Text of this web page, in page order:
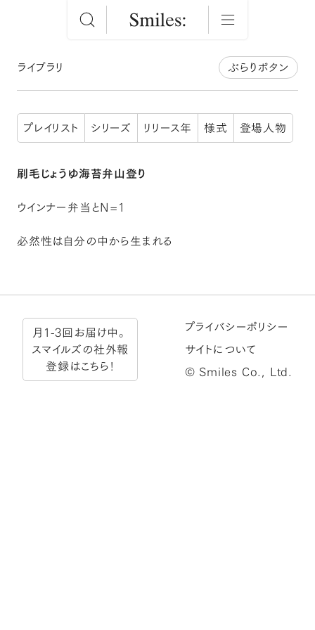
ライブラリ ぶらりボタン
プレイリスト シリーズ リリース年 様式 登場人物
刷毛じょうゆ海苔弁山登り
ウインナー弁当とN=1
必然性は自分の中から生まれる
月1-3回お届け中。
スマイルズの社外報
登録はこちら！
プライバシーポリシー
サイトについて
© Smiles Co., Ltd.